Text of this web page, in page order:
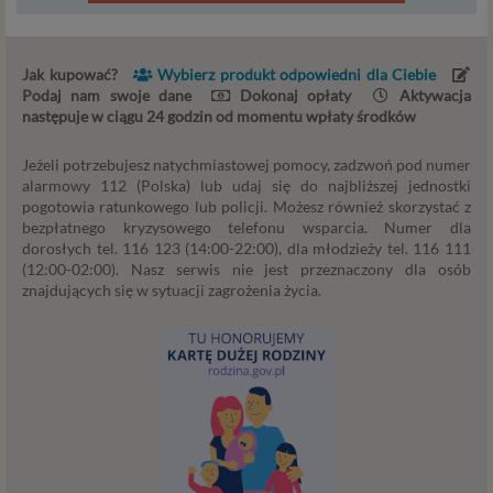
Jak kupować?
Wybierz produkt odpowiedni dla Ciebie
Podaj nam swoje dane
Dokonaj opłaty
Aktywacja
następuje w ciągu 24 godzin od momentu wpłaty środków
Jeżeli potrzebujesz natychmiastowej pomocy, zadzwoń pod numer
alarmowy 112 (Polska) lub udaj się do najbliższej jednostki
pogotowia ratunkowego lub policji. Możesz również skorzystać z
bezpłatnego kryzysowego telefonu wsparcia. Numer dla
dorosłych tel. 116 123 (14:00-22:00), dla młodzieży tel. 116 111
(12:00-02:00). Nasz serwis nie jest przeznaczony dla osób
znajdujących się w sytuacji zagrożenia życia.
Administratorzy
Administratorami Twoich danych osobowych Psychology
internetowego Psychorada.pl. Pełne dane administratora
możesz sprawdzić wchodząc na podstrone Kontakt.
Znajdziesz tam również informację o naszych Zaufanych
Partnerach, czyli firmach i innych podmiotów, z którymi
współpracujemy głównie w zakresie administracyjnym,
technologicznym koniecznym do prowadzenia serwisu i
Przekazywanie danych
Twoje dane będą przetwarzać Psychology Consulting
właściciel serwisu Psychorada.pl i Zaufani Partnerzy.
Twoje dane mogą być również powierzone do
przetwarzania innym podmiotom. W każdym takim